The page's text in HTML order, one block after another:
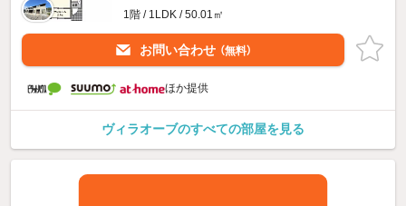
1階 / 1LDK / 50.01㎡
お問い合わせ （無料）
ほか提供
ヴィラオーブのすべての部屋を見る